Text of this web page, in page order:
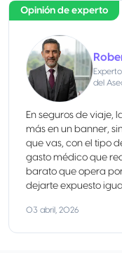
Opinión de experto
del
En seguros de viaje,
más en un banner,
que vas, con el tipo
gasto médico que
barato que opera
dejarte expuesto
03 abril, 2026